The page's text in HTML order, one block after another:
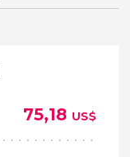
75,18 US$